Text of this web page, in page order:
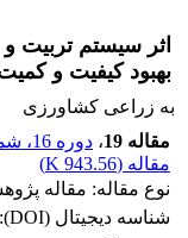
اثر سیستم تربیت
بهبود کیفیت و
به زراعی کشاورزی
مقاله 19
، دوره 16، شماره 4
مقاله (943.56 K
)
نوع مقاله: مقاله
شناسه دیجیتال (DOI):